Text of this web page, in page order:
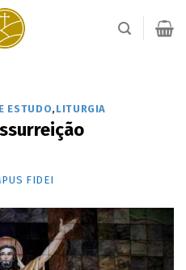
ESTUDO, LITURGIA
FIDEI